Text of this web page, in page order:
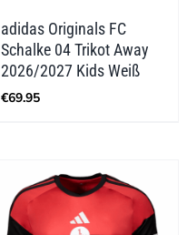
adidas Originals FC
Schalke 04 Trikot Away
2026/2027 Kids Weiß
€69.95